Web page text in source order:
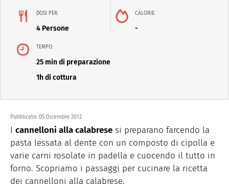
DOSI PER:
4 Persone
CALORIE:
-
TEMPO:
25 min di preparazione
1h di cottura
Pubblicato: 05 Dicembre 2012
I cannelloni alla calabrese si preparano farcendo la
pasta lessata al dente con un composto di cipolla e
varie carni rosolate in padella e cuocendo il tutto in
forno. Scopriamo i passaggi per cucinare la ricetta
dei cannelloni alla calabrese.